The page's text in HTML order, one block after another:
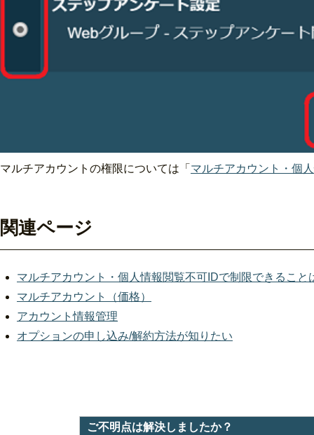
マルチアカウントの権限については「 マルチアカウント・個
関連ページ
マルチアカウント・個人情報閲覧不可IDで制限できること
マルチアカウント（価格）
アカウント情報管理
オプションの申し込み/解約方法が知りたい